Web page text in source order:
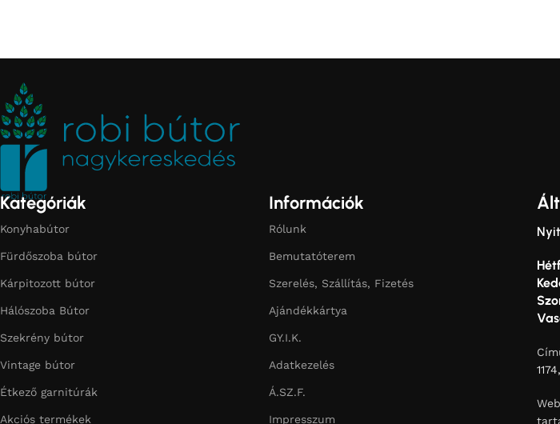
Kategóriák
Konyhabútor
Fürdőszoba bútor
Kárpitozott bútor
Hálószoba Bútor
Szekrény bútor
Vintage bútor
Étkező garnitúrák
Akciós termékek
Információk
Rólunk
Bemutatóterem
Szerelés, Szállítás, Fizetés
Ajándékkártya
GY.I.K.
Adatkezelés
Á.SZ.F.
Impresszum